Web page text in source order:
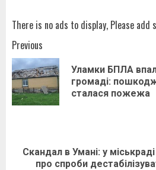
There is no ads to display, Please add
Post
navigation
Previous
Уламки БПЛА
громаді:
сталася пожежа
NextСкандал в Умані: у
про спроби